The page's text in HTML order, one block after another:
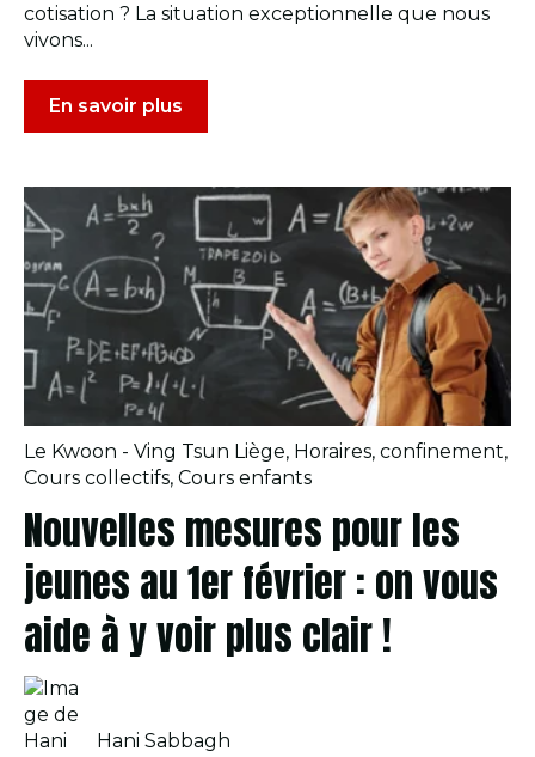
cotisation ? La situation exceptionnelle que nous
vivons...
En savoir plus
Le Kwoon - Ving Tsun Liège, Horaires, confinement,
Cours collectifs, Cours enfants
Nouvelles mesures pour les
jeunes au 1er février : on vous
aide à y voir plus clair !
Hani Sabbagh